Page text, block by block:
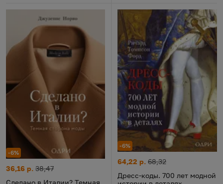
-6%
Сделано в Италии? Темная сторона моды
Цена:
36,16 р.
Старая цена:
38,47
Сделано в Италии? Темная
-6%
Дресс-коды. 700 лет модной
Цена:
64,22 р.
Старая цена:
68,32
Дресс-коды. 700 лет модной